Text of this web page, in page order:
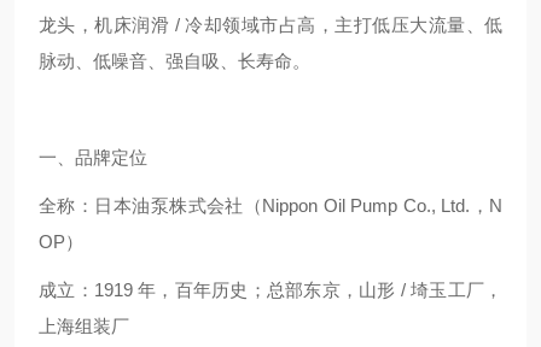
龙头，机床润滑 / 冷却领域市占高，主打低压大流量、低
脉动、低噪音、强自吸、长寿命。
一、品牌定位
全称：日本油泵株式会社（Nippon Oil Pump Co., Ltd.，N
OP）
成立：1919 年，百年历史；总部东京，山形 / 埼玉工厂，
上海组装厂